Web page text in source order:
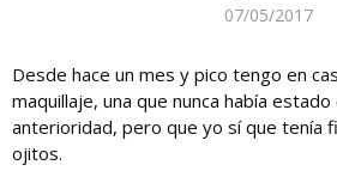
07/05/2017
Desde hace un mes y pico tengo en
maquillaje, una que nunca había estado
anterioridad, pero que yo sí que tenía
ojitos.